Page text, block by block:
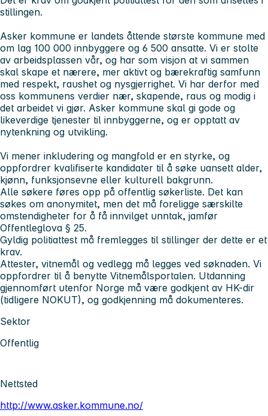
stillingen.
Asker kommune er landets åttende største kommune med
om lag 100 000 innbyggere og 6 500 ansatte. Vi er stolte
av arbeidsplassen vår, og har som visjon at vi sammen
skal skape et nærere, mer aktivt og bærekraftig samfunn
med respekt, raushet og nysgjerrighet. Vi har derfor med
oss kommunens verdier nær, skapende, raus og modig i
det arbeidet vi gjør. Asker kommune skal gi gode og
likeverdige tjenester til innbyggerne, og er opptatt av
nytenkning og utvikling.
Vi mener inkludering og mangfold er en styrke, og
oppfordrer kvalifiserte kandidater til å søke uansett alder,
kjønn, funksjonsevne eller kulturell bakgrunn.
Alle søkere føres opp på offentlig søkerliste. Det kan
søkes om anonymitet, men det må foreligge særskilte
omstendigheter for å få innvilget unntak, jamfør
Offentleglova § 25.
Gyldig politiattest må fremlegges til stillinger der dette er et
krav.
Attester, vitnemål og vedlegg må legges ved søknaden. Vi
oppfordrer til å benytte Vitnemålsportalen. Utdanning
gjennomført utenfor Norge må være godkjent av HK-dir
(tidligere NOKUT), og godkjenning må dokumenteres.
Sektor
Offentlig
Nettsted
http://www.asker.kommune.no/